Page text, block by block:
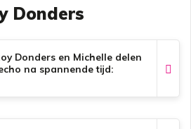
Donders
Donders en Michelle delen
na spannende tijd: